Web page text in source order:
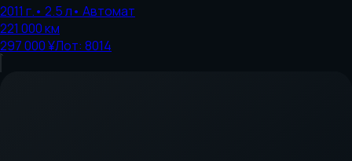
2011 г.• 2.5л• Автомат
221 000км
297 000 ¥Лот: 8014